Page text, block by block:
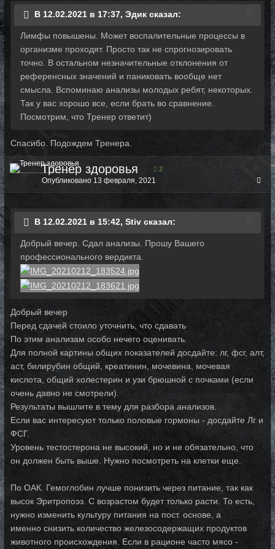
В 12.02.2021 в 17:37, Эдик сказал:
Лимфы повышены. Может воспалительные процессы в
организме проходят. Просто так не спрогнозировать
точно. В остальном незначительные отклонения от
референсных значений и паниковать вообще нет
смысла. Вспоминаю анализы молодых ребят, некоторых.
Так у вас хорошо все, если брать во сравнение.
Посмотрим, что Тренер ответит)
Спасибо. Подождем Тренера.
Тренер здоровья 2
Опубликовано 13 февраля, 2021
В 12.02.2021 в 15:42, Stiv сказал:
Добрый вечер. Сдал анализы. Прошу Вашего
профессионального вердикта.
Добрый вечер
Перед сдачей стоило уточнить, что сдавать
По этим анализам особо нечего оценивать.
Для полной картины общих показателей досдайте: лг, фсг, алт,
аст, билирубин общий, креатинин, мочевина, мочевая
кислота, общий холестерин и узи брюшной с почками (если
очень давно не смотрели).
Результаты вышлите в тему для разбора анализов.
Если вас интересуют только половые гормоны - досдайте Лг и
ФСГ.
Уровень тестостерона не высокий, но и не обязательно, что
он должен быть выше. Нужно посмотреть на клетки еще.
По ОАК. Гемоглобин лучше понизить через питание, так как
высок Эритропоэз. С возрастом будет только расти. То есть,
нужно изменить культуру питания на пост. основе, а
именно снизить количество железосодержащих продуктов
животного происхождения. Если в рационе часто мясо -